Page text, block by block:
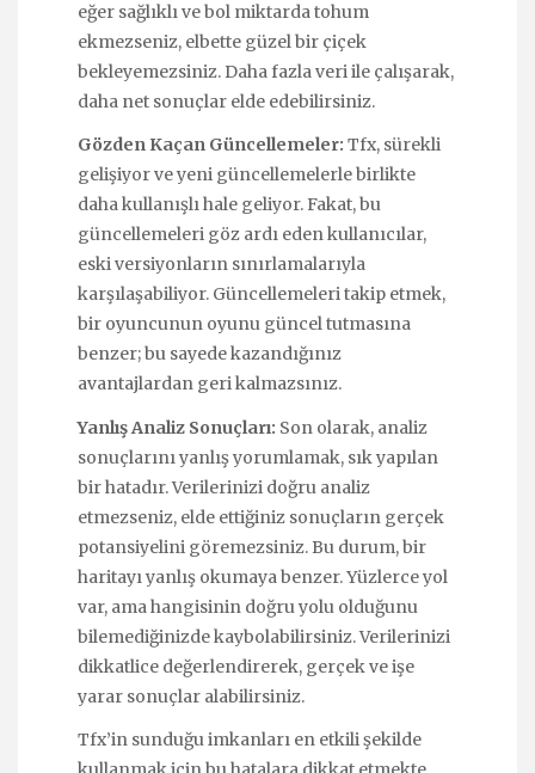
eğer sağlıklı ve bol miktarda tohum
ekmezseniz, elbette güzel bir çiçek
bekleyemezsiniz. Daha fazla veri ile çalışarak,
daha net sonuçlar elde edebilirsiniz.
Gözden Kaçan Güncellemeler: Tfx, sürekli
gelişiyor ve yeni güncellemelerle birlikte
daha kullanışlı hale geliyor. Fakat, bu
güncellemeleri göz ardı eden kullanıcılar,
eski versiyonların sınırlamalarıyla
karşılaşabiliyor. Güncellemeleri takip etmek,
bir oyuncunun oyunu güncel tutmasına
benzer; bu sayede kazandığınız
avantajlardan geri kalmazsınız.
Yanlış Analiz Sonuçları: Son olarak, analiz
sonuçlarını yanlış yorumlamak, sık yapılan
bir hatadır. Verilerinizi doğru analiz
etmezseniz, elde ettiğiniz sonuçların gerçek
potansiyelini göremezsiniz. Bu durum, bir
haritayı yanlış okumaya benzer. Yüzlerce yol
var, ama hangisinin doğru yolu olduğunu
bilemediğinizde kaybolabilirsiniz. Verilerinizi
dikkatlice değerlendirerek, gerçek ve işe
yarar sonuçlar alabilirsiniz.
Tfx’in sunduğu imkanları en etkili şekilde